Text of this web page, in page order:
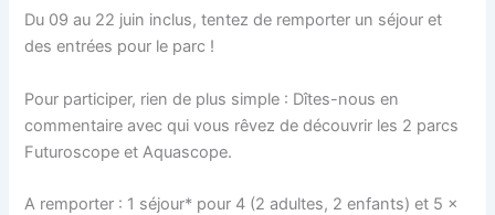
Du 09 au 22 juin inclus, tentez de remporter un séjour et
des entrées pour le parc !
Pour participer, rien de plus simple : Dîtes-nous en
commentaire avec qui vous rêvez de découvrir les 2 parcs
Futuroscope et Aquascope.
A remporter : 1 séjour* pour 4 (2 adultes, 2 enfants) et 5 x